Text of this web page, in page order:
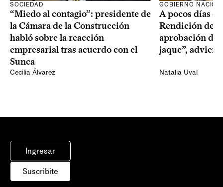
SOCIEDAD
“Miedo al contagio”: presidente de
la Cámara de la Construcción
habló sobre la reacción
empresarial tras acuerdo con el
Sunca
Cecilia Álvarez
GOBIERNO
A pocos días
Rendición de
aprobación del
jaque”,
Natalia Uval
Ingresar
Suscribite